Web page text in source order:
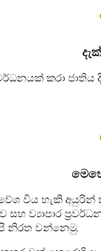
කරා ජාතිය
විය හැකි
සහ ව්‍යාපාර
නිරත වන්නෙමු.